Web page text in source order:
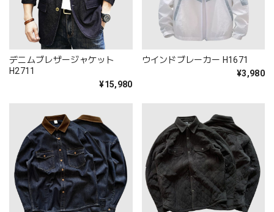
デニムブレザージャケット
H2711
¥15,980
ウインドブレーカー H1671
¥3,980